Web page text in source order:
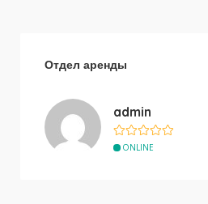
Отдел аренды
admin
ONLINE